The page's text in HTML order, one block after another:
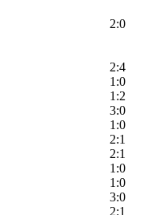
2:0
2:4
1:0
1:2
3:0
1:0
2:1
2:1
1:0
1:0
3:0
2:1